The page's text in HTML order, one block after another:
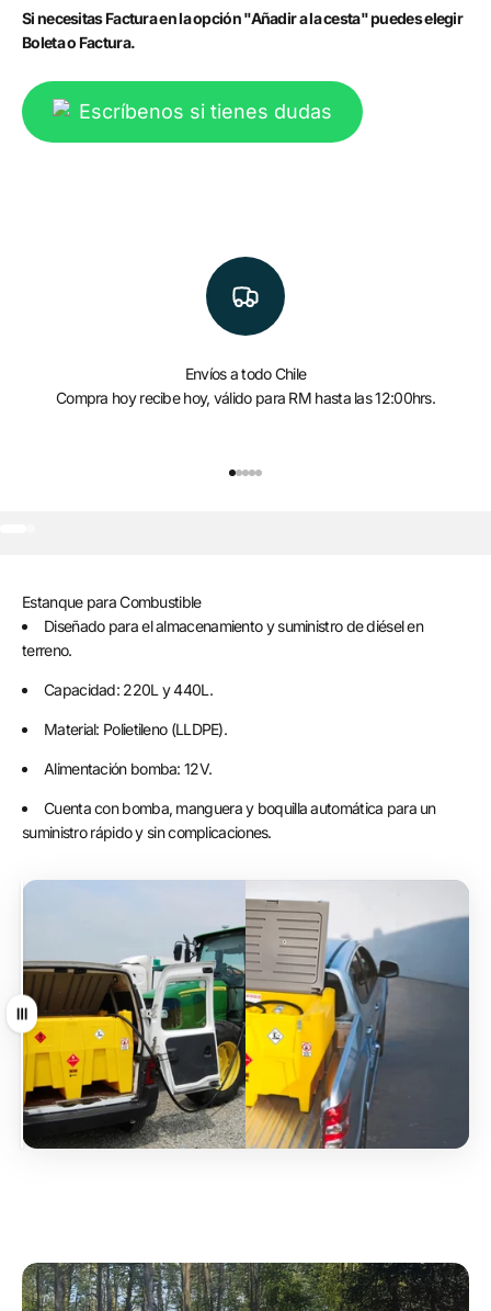
Si necesitas Factura en la opción "Añadir a la cesta" puedes elegir
Boleta o Factura.
Escríbenos si tienes dudas
Envíos a todo Chile
Compra hoy recibe hoy, válido para RM hasta las 12:00hrs.
Estanque para Combustible
Diseñado para el almacenamiento y suministro de diésel en
terreno.
Capacidad: 220L y 440L.
Material: Polietileno (LLDPE).
Alimentación bomba: 12V.
Cuenta con bomba, manguera y boquilla automática para un
suministro rápido y sin complicaciones.
Arrastrar